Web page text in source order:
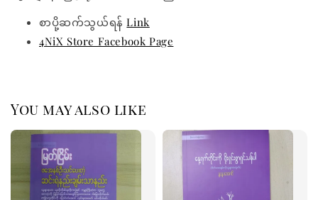
စာပို့ဆက်သွယ်ရန်Link
4NiX Store Facebook Page
You may also like